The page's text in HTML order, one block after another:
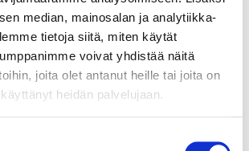
median, mainosalan ja analytiikka-
tietoja siitä, miten käytät
voivat yhdistää näitä
joita olet antanut heille tai joita on
heidän palvelujaan.